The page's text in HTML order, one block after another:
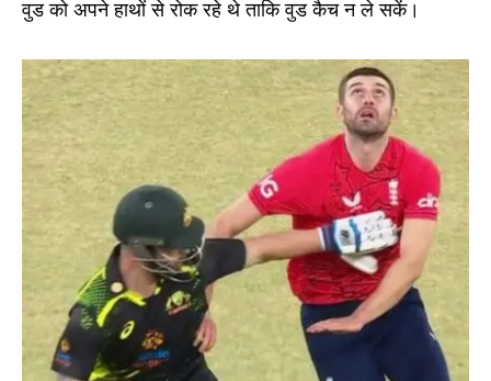
वुड को अपने हाथों से रोक रहे थे ताकि वुड कैच न ले सकें।